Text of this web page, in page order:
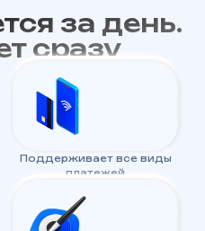
за день.
сразу
Поддерживает все виды
платежей